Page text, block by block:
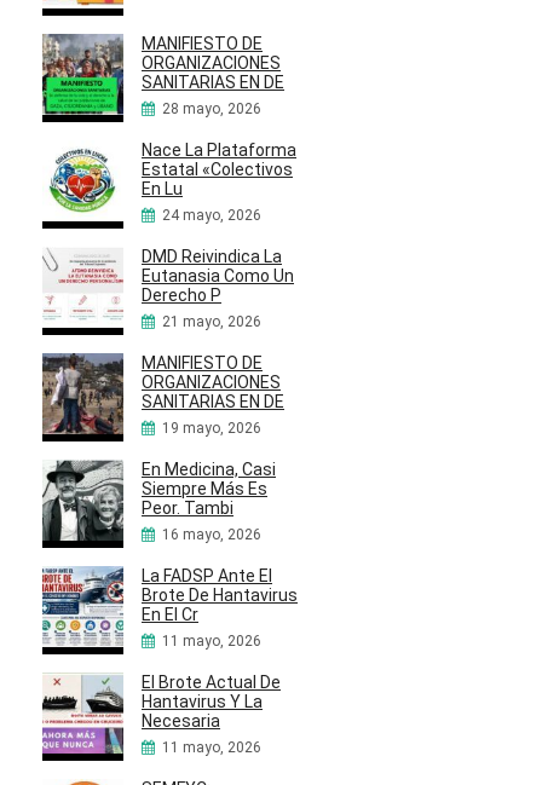
MANIFIESTO DE
ORGANIZACIONES
SANITARIAS EN DE
28 mayo, 2026
Nace La Plataforma
Estatal «Colectivos
En Lu
24 mayo, 2026
DMD Reivindica La
Eutanasia Como Un
Derecho P
21 mayo, 2026
MANIFIESTO DE
ORGANIZACIONES
SANITARIAS EN DE
19 mayo, 2026
En Medicina, Casi
Siempre Más Es
Peor. Tambi
16 mayo, 2026
La FADSP Ante El
Brote De Hantavirus
En El Cr
11 mayo, 2026
El Brote Actual De
Hantavirus Y La
Necesaria
11 mayo, 2026